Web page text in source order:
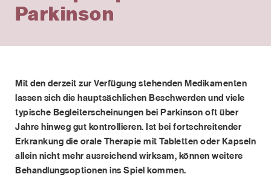
Parkinson
Mit den derzeit zur Verfügung stehenden Medikamenten
lassen sich die hauptsächlichen Beschwerden und viele
typische Begleiterscheinungen bei Parkinson oft über
Jahre hinweg gut kontrollieren. Ist bei fortschreitender
Erkrankung die orale Therapie mit Tabletten oder Kapseln
allein nicht mehr ausreichend wirksam, können weitere
Behandlungsoptionen ins Spiel kommen.